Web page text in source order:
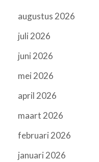
augustus 2026
juli 2026
juni 2026
mei 2026
april 2026
maart 2026
februari 2026
januari 2026